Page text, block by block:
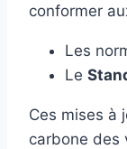
conformer
Les
Le
Ces mises à
carbone des